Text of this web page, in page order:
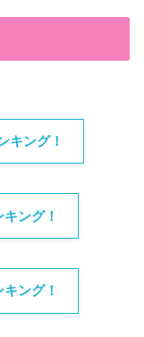
キング！
ング！
ング！